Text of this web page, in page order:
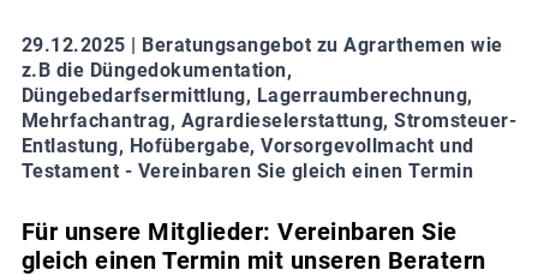
29.12.2025 | Beratungsangebot zu Agrarthemen wie
z.B die Düngedokumentation,
Düngebedarfsermittlung, Lagerraumberechnung,
Mehrfachantrag, Agrardieselerstattung, Stromsteuer-
Entlastung, Hofübergabe, Vorsorgevollmacht und
Testament - Vereinbaren Sie gleich einen Termin
Für unsere Mitglieder: Vereinbaren Sie
gleich einen Termin mit unseren Beratern